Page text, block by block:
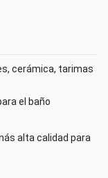
cerámica, tarimas
el baño
alta calidad para